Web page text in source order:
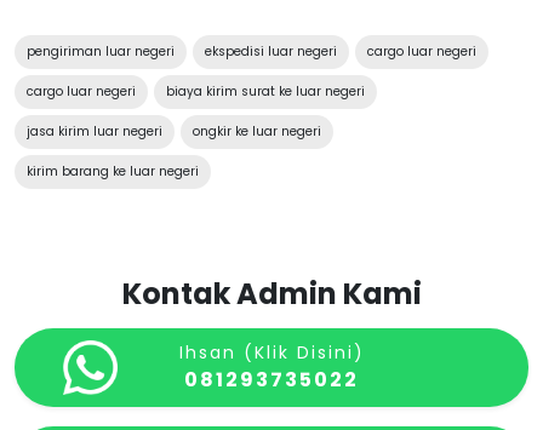
pengiriman luar negeri ekspedisi luar negeri cargo luar negeri
cargo luar negeri biaya kirim surat ke luar negeri
jasa kirim luar negeri ongkir ke luar negeri
kirim barang ke luar negeri
Kontak Admin Kami
Ihsan (Klik Disini)
081293735022